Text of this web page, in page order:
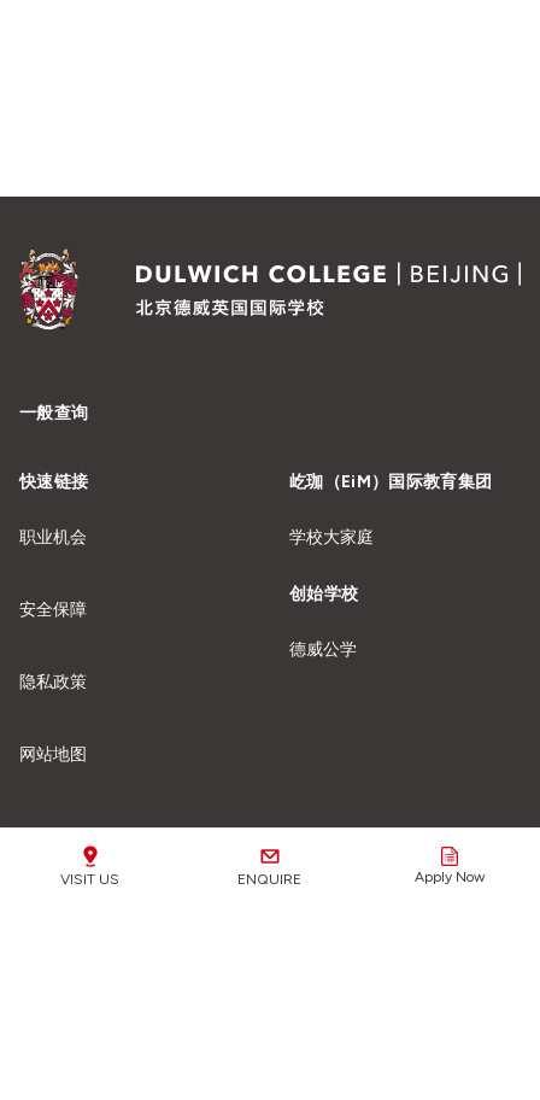
VISIT US ENQUIRE Apply Now
一般查询
快速链接
职业机会
安全保障
隐私政策
网站地图
屹珈（EiM）国际教育集团
学校大家庭
创始学校
德威公学
我们的学校